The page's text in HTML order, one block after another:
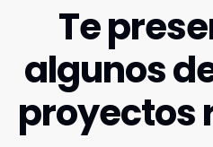
Te
algunos
proyectos